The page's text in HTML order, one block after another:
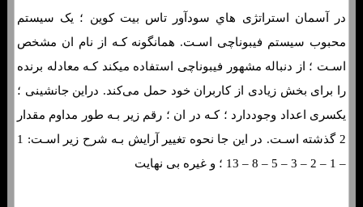
در آسمان استراتژی هاي‌ سودآور تاس بیت کوین ؛ یک سیستم
محبوب سیستم فیبوناچی اسـت. همانگونه کـه از نام ان مشخص
اسـت ؛ از دنباله مشهور فیبوناچی استفاده میکند کـه معادله برنده
را برای بخش زیادی از کاربران خود حمل می‌کند. دراین جانشینی ؛
یکسری اعداد وجوددارد ؛ کـه در ان ؛ رقم زیر بـه طور مداوم مقدار
2 گذشته اسـت. در این جا نحوه تغییر آرایش بـه شرح زیر اسـت: 1
– 1 – 2 – 3 – 5 – 8 – 13 ؛ و غیره بی نهایت